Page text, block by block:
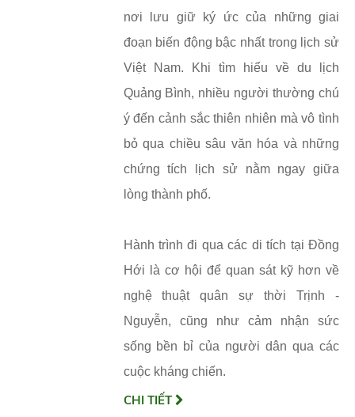
nơi lưu giữ ký ức của những giai
đoạn biến động bậc nhất trong lịch sử
Việt Nam. Khi tìm hiểu về du lịch
Quảng Bình, nhiều người thường chú
ý đến cảnh sắc thiên nhiên mà vô tình
bỏ qua chiều sâu văn hóa và những
chứng tích lịch sử nằm ngay giữa
lòng thành phố.
Hành trình đi qua các di tích tại Đồng
Hới là cơ hội để quan sát kỹ hơn về
nghệ thuật quân sự thời Trịnh -
Nguyễn, cũng như cảm nhận sức
sống bền bỉ của người dân qua các
cuộc kháng chiến.
CHI TIẾT